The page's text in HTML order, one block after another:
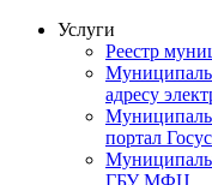
Услуги
Реестр
адресу
портал
ГБУ МФЦ